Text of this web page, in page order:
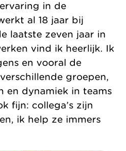
in de
al 18 jaar bij
laatste zeven jaar in
vind ik heerlijk. Ik
en vooral de
groepen,
en dynamiek in teams
fijn: collega’s zijn
ik help ze immers